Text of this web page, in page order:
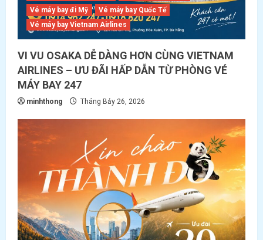
Vé máy bay đi Mỹ
Vé máy bay Quốc Tế
Vé máy bay Vietnam Airlines
VI VU OSAKA DỄ DÀNG HƠN CÙNG VIETNAM
AIRLINES – ƯU ĐÃI HẤP DẪN TỪ PHÒNG VÉ
MÁY BAY 247
minhthong Tháng Bảy 26, 2026